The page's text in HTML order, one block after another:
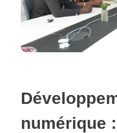
numérique